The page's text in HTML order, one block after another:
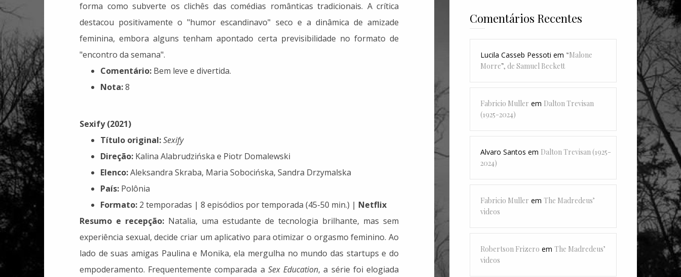
forma como subverte os clichês das comédias românticas tradicionais. A crítica
destacou positivamente o "humor escandinavo" seco e a dinâmica de amizade
feminina, embora alguns tenham apontado certa previsibilidade no formato de
"encontro da semana".
Comentário: Bem leve e divertida.
Nota:8
Sexify (2021)
Título original:Sexify
Direção: Kalina Alabrudzińska e Piotr Domalewski
Elenco:Aleksandra Skraba, Maria Sobocińska, Sandra Drzymalska
País: Polônia
Formato: 2 temporadas | 8 episódios por temporada (45-50 min.) | Netflix
Resumo e recepção: Natalia, uma estudante de tecnologia brilhante, mas sem
experiência sexual, decide criar um aplicativo para otimizar o orgasmo feminino. Ao
lado de suas amigas Paulina e Monika, ela mergulha no mundo das startups e do
empoderamento. Frequentemente comparada a Sex Education, a série foi elogiada
Comentários Recentes
Lucila Casseb Pessoti em “Malone
Morre”, de Samuel Beckett
Fabricio Muller em Dalton Trevisan
(1925-2024)
Alvaro Santos em Dalton Trevisan (1925-
2024)
Fabricio Muller em The Madredeus’
videos
Robertson Frizero em The Madredeus’
videos